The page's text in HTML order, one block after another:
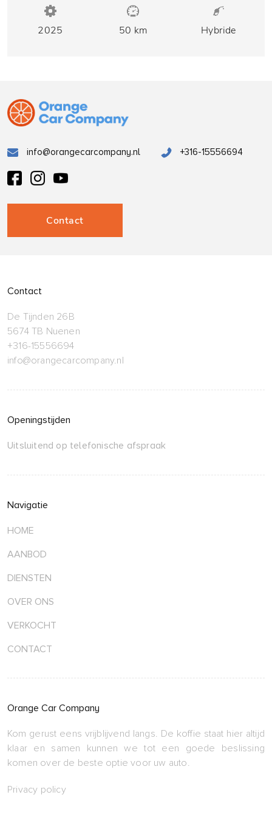
2025 50 km Hybride
info@orangecarcompany.nl +316-15556694
Contact
Contact
De Tijnden 26B
5674 TB Nuenen
+316-15556694
info@orangecarcompany.nl
Openingstijden
Uitsluitend op telefonische afspraak
Navigatie
HOME
AANBOD
DIENSTEN
OVER ONS
VERKOCHT
CONTACT
Orange Car Company
Kom gerust eens vrijblijvend langs. De koffie staat hier altijd
klaar en samen kunnen we tot een goede beslissing
komen over de beste optie voor uw auto.
Privacy policy